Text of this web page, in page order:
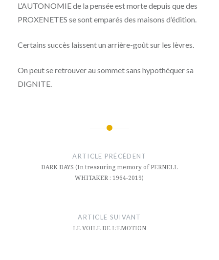
L’AUTONOMIE de la pensée est morte depuis que des
PROXENETES se sont emparés des maisons d’édition.
Certains succès laissent un arrière-goût sur les lèvres.
On peut se retrouver au sommet sans hypothéquer sa
DIGNITE.
l’article
ARTICLE PRÉCÉDENT
DARK DAYS (In treasuring memory of PERNELL
WHITAKER : 1964-2019)
ARTICLE SUIVANT
LE VOILE DE L’EMOTION